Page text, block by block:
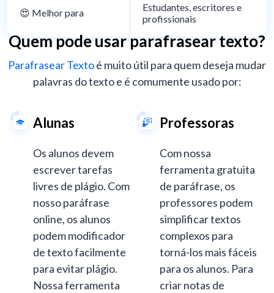
😍 Melhor para
Estudantes, escritores e
profissionais
Quem pode usar parafrasear texto?
Parafrasear Textoé muito útil para quem deseja mudar
palavras do texto e é comumente usado por:
Alunas
Os alunos devem
escrever tarefas
livres de plágio. Com
nosso paráfrase
online, os alunos
podem modificador
de texto facilmente
para evitar plágio.
Nossa ferramenta
Professoras
Com nossa
ferramenta gratuita
de paráfrase, os
professores podem
simplificar textos
complexos para
torná-los mais fáceis
para os alunos. Para
criar notas de